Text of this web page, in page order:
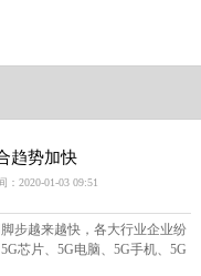
趋势加快
2020-01-03 09:51
步越来越快，各大行业企业纷
芯片、5G电脑、5G手机、5G